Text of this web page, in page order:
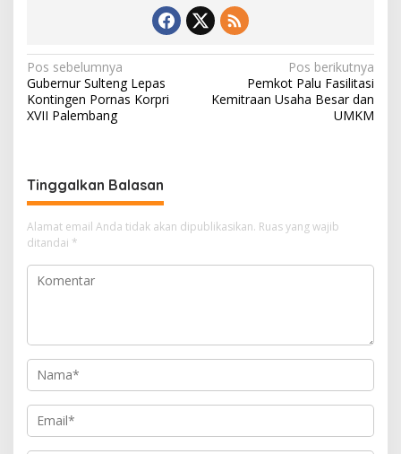
Navigasi
pos
Pos sebelumnya
Gubernur Sulteng Lepas
Kontingen Pornas Korpri
XVII Palembang
Pos berikutnya
Pemkot Palu Fasilitasi
Kemitraan Usaha Besar dan
UMKM
Tinggalkan Balasan
Alamat email Anda tidak akan dipublikasikan. Ruas yang wajib
ditandai *